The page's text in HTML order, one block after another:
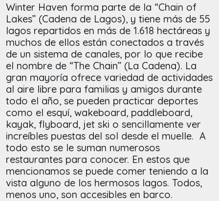
Winter Haven forma parte de la “Chain of
Lakes” (Cadena de Lagos), y tiene más de 55
lagos repartidos en más de 1.618 hectáreas y
muchos de ellos están conectados a través
de un sistema de canales, por lo que recibe
el nombre de “The Chain” (La Cadena). La
gran mayoría ofrece variedad de actividades
al aire libre para familias y amigos durante
todo el año, se pueden practicar deportes
como el esquí, wakeboard, paddleboard,
kayak, flyboard, jet ski o sencillamente ver
increíbles puestas del sol desde el muelle. A
todo esto se le suman numerosos
restaurantes para conocer. En estos que
mencionamos se puede comer teniendo a la
vista alguno de los hermosos lagos. Todos,
menos uno, son accesibles en barco.